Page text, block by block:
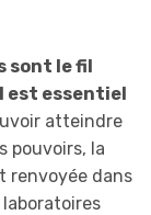
sont le fil
est essentiel
atteindre
pouvoirs, la
renvoyée dans